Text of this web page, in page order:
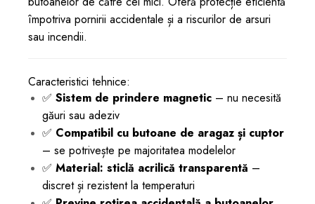
împotriva pornirii accidentale și a riscurilor de arsuri
sau incendii.
Caracteristici tehnice:
✅ Sistem de prindere magnetic – nu necesită
găuri sau adeziv
✅ Compatibil cu butoane de aragaz și cuptor
– se potrivește pe majoritatea modelelor
✅ Material: sticlă acrilică transparentă –
discret și rezistent la temperaturi